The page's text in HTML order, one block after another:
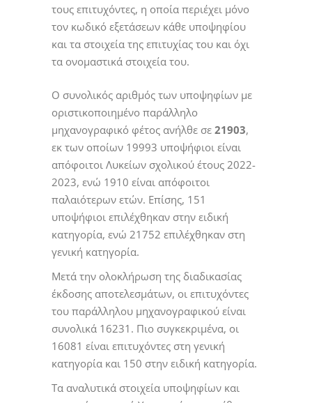
τους επιτυχόντες, η οποία περιέχει μόνο
τον κωδικό εξετάσεων κάθε υποψηφίου
και τα στοιχεία της επιτυχίας του και όχι
τα ονομαστικά στοιχεία του.
O συνολικός αριθμός των υποψηφίων με
οριστικοποιημένο παράλληλο
μηχανογραφικό φέτος ανήλθε σε 21903,
εκ των οποίων 19993 υποψήφιοι είναι
απόφοιτοι Λυκείων σχολικού έτους 2022-
2023, ενώ 1910 είναι απόφοιτοι
παλαιότερων ετών. Επίσης, 151
υποψήφιοι επιλέχθηκαν στην ειδική
κατηγορία, ενώ 21752 επιλέχθηκαν στη
γενική κατηγορία.
Μετά την ολοκλήρωση της διαδικασίας
έκδοσης αποτελεσμάτων, οι επιτυχόντες
του παράλληλου μηχανογραφικού είναι
συνολικά 16231. Πιο συγκεκριμένα, οι
16081 είναι επιτυχόντες στη γενική
κατηγορία και 150 στην ειδική κατηγορία.
Τα αναλυτικά στοιχεία υποψηφίων και